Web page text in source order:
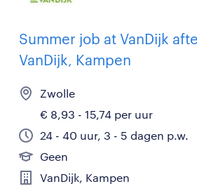
Summer job at VanDijk
VanDijk, Kampen
Zwolle
€ 8,93 - 15,74 per uur
24 - 40 uur, 3 - 5 dagen p.w.
Geen
VanDijk, Kampen